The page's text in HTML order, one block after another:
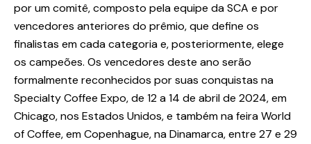
por um comitê, composto pela equipe da SCA e por
vencedores anteriores do prêmio, que define os
finalistas em cada categoria e, posteriormente, elege
os campeões. Os vencedores deste ano serão
formalmente reconhecidos por suas conquistas na
Specialty Coffee Expo, de 12 a 14 de abril de 2024, em
Chicago, nos Estados Unidos, e também na feira World
of Coffee, em Copenhague, na Dinamarca, entre 27 e 29